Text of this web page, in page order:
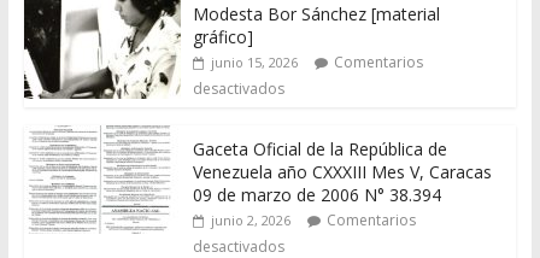
Modesta Bor Sánchez [material
gráfico]
junio 15, 2026
Comentarios
desactivados
Gaceta Oficial de la República de
Venezuela año CXXXIII Mes V, Caracas
09 de marzo de 2006 N° 38.394
junio 2, 2026
Comentarios
desactivados